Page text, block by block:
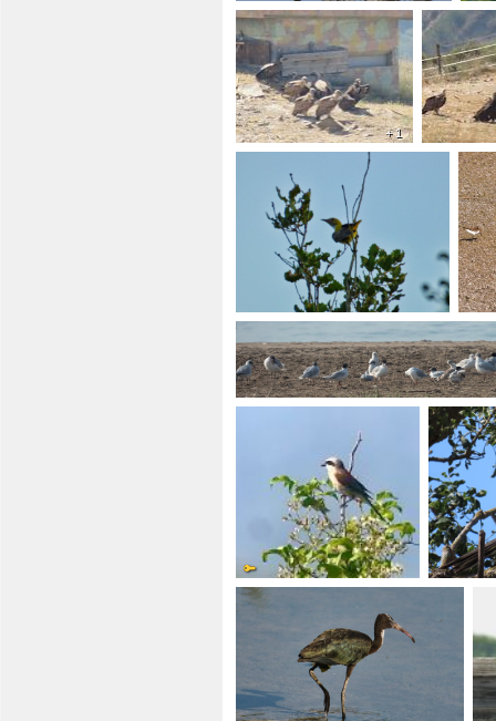
+ 1